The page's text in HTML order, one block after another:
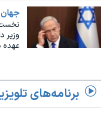
جهان
وزیر
عهده
برنامه‌های